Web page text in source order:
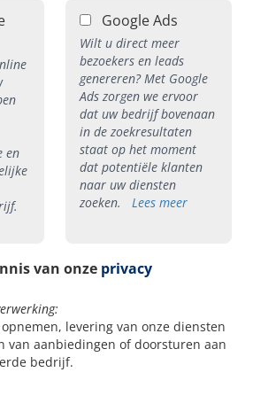
en
Google Ads
Wilt u direct meer
bezoekers en leads
genereren? Met Google
Ads zorgen we ervoor
dat uw bedrijf bovenaan
in de zoekresultaten
staat op het moment
dat potentiële klanten
naar uw diensten
zoeken.
Lees meer
van onze privacy
levering van onze diensten
van aanbiedingen of doorsturen aan
bedrijf.